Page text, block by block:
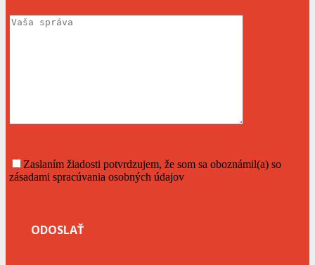
Zaslaním žiadosti potvrdzujem, že som sa oboznámil(a) so
zásadami spracúvania osobných údajov